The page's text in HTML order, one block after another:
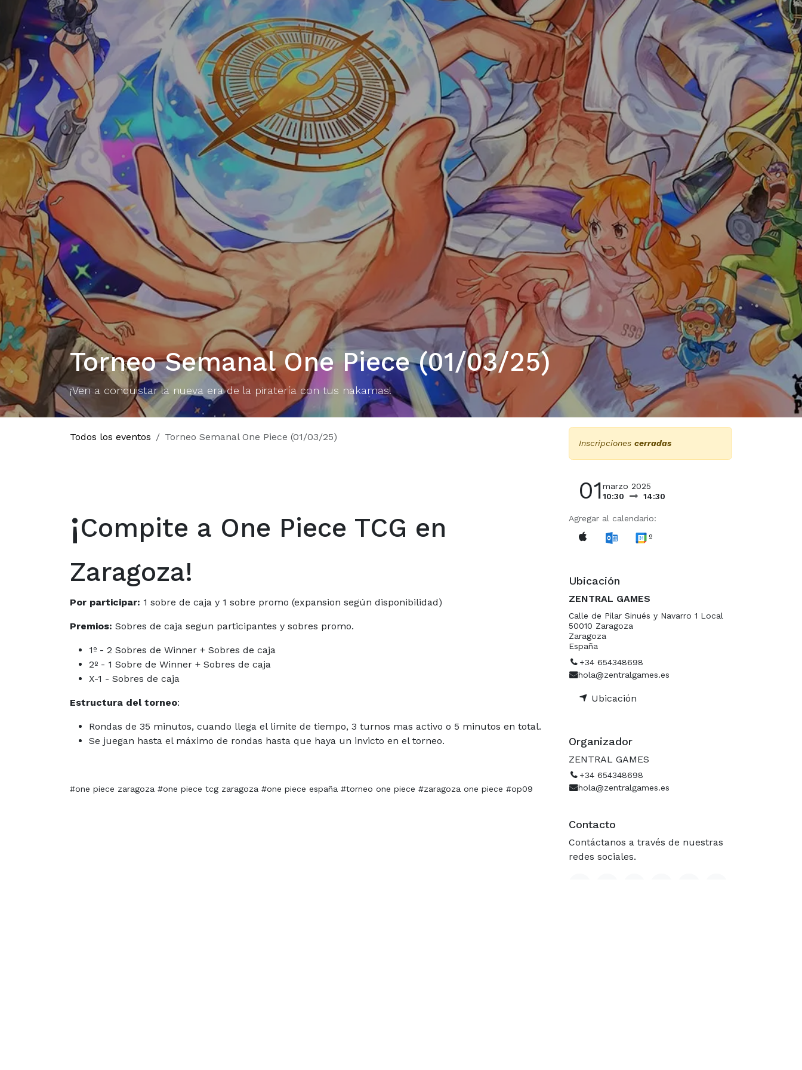
Torneo Semanal One Piece (01/03/25)
¡Ven a conquistar la nueva era de la piratería con tus nakamas!
Todos los eventos Torneo Semanal One Piece (01/03/25)
¡Compite a One Piece TCG en
Zaragoza!
Por participar: 1 sobre de caja y 1 sobre promo (expansion según disponibilidad)
Premios: Sobres de caja segun participantes y sobres promo.
1º - 2 Sobres de Winner + Sobres de caja
2º - 1 Sobre de Winner + Sobres de caja
X-1 - Sobres de caja
Estructura del torneo:
Rondas de 35 minutos, cuando llega el limite de tiempo, 3 turnos mas activo o 5 minutos en total.
Se juegan hasta el máximo de rondas hasta que haya un invicto en el torneo.
#one piece zaragoza #one piece tcg zaragoza #one piece españa #torneo one piece #zaragoza one piece #op09
Inscripciones cerradas
01marzo 2025
10:30
14:30
Agregar al calendario:
º
Ubicación
ZENTRAL GAMES
Calle de Pilar Sinués y Navarro 1 Local
50010 Zaragoza
Zaragoza
España
+34 654348698
hola@zentralgames.es
Ubicación
Organizador
ZENTRAL GAMES
+34 654348698
hola@zentralgames.es
Contacto
Contáctanos a través de nuestras
redes sociales.